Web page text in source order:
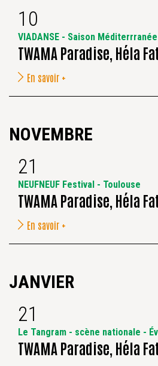
10
VIADANSE - Saison Méditerrranée
TWAMA Paradise, Héla
En savoir +
NOVEMBRE
21
NEUFNEUF Festival - Toulouse
TWAMA Paradise, Héla
En savoir +
JANVIER
21
Le Tangram - scène nationale -
TWAMA Paradise, Héla